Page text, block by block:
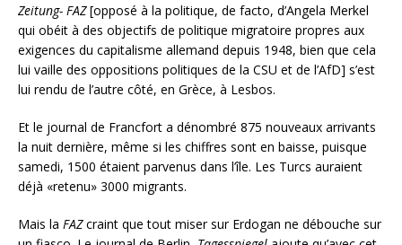
Zeitung- FAZ[opposé à la politique, de facto, d’Angela Merkel
qui obéit à des objectifs de politique migratoire propres aux
exigences du capitalisme allemand depuis 1948, bien que cela
lui vaille des oppositions politiques de la CSU et de l’AfD] s’est
lui rendu de l’autre côté, en Grèce, à Lesbos.
Et le journal de Francfort a dénombré 875 nouveaux arrivants
la nuit dernière, même si les chiffres sont en baisse, puisque
samedi, 1500 étaient parvenus dans l’île. Les Turcs auraient
déjà «retenu» 3000 migrants.
Mais la FAZcraint que tout miser sur Erdogan ne débouche sur